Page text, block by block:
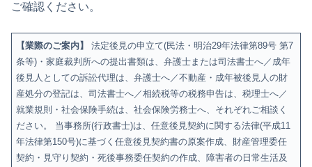
ご確認ください。
【業際のご案内】
法定後見の申立て(民法・明治29年法律第89号 第7
条等)・家庭裁判所への提出書類は、弁護士または司法書士へ／成年
後見人としての訴訟代理は、弁護士へ／不動産・成年被後見人の財
産処分の登記は、司法書士へ／相続税等の税務申告は、税理士へ／
就業規則・社会保険手続は、社会保険労務士へ、それぞれご相談く
ださい。 当事務所(行政書士)は、任意後見契約に関する法律(平成11
年法律第150号)に基づく任意後見契約書の原案作成、財産管理委任
契約・見守り契約・死後事務委任契約の作成、障害者の日常生活及